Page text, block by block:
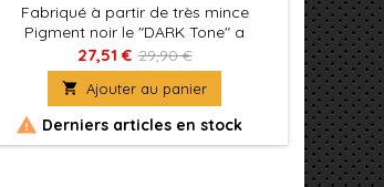
Fabriqué à partir de très mince
Pigment noir le "DARK Tone" a
remporté un franc succès avec des
armées typé maléfiques qui
nécessitent un forte contraste des
couleurs et des ombres. Il est brillant
pour le gris, le bleu et tous les types
d'armures par exemple.
27,51 € 29,90 €
 Ajouter au panier
 Derniers articles en stock